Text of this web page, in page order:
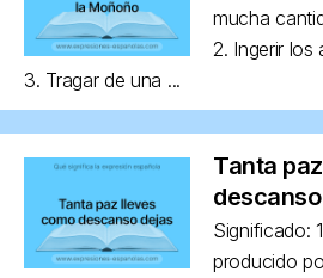
mucha
2. Ingerir los
3. Tragar de una ...
Tanta
Significado:
producido